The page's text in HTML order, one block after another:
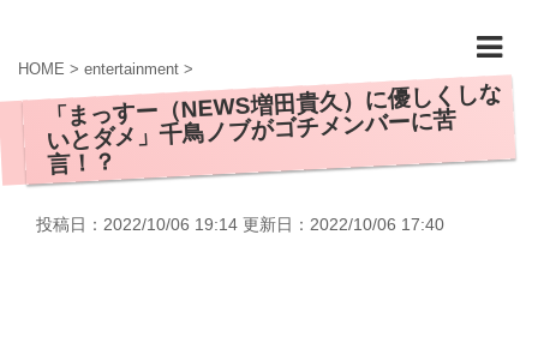
HOME > entertainment >
「まっすー（NEWS増田貴久）に優しくしな
いとダメ」千鳥ノブがゴチメンバーに苦
言！？
投稿日：2022/10/06 19:14 更新日： 2022/10/06 17:40